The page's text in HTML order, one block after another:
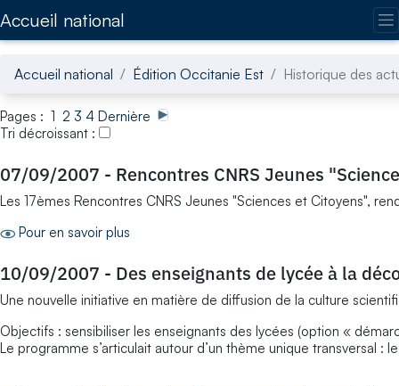
Accueil national
Accueil national Édition Occitanie Est Historique des
Pages : 1 2 3 4 Dernière
Tri décroissant :
07/09/2007 - Rencontres CNRS Jeunes
Les 17èmes Rencontres CNRS Jeunes "Sciences et Citoyens",
Pour en savoir plus
10/09/2007 - Des enseignants de lycée à la
Une nouvelle initiative en matière de diffusion de la culture
Objectifs : sensibiliser les enseignants des lycées (option «
Le programme s’articulait autour d’un thème unique transversal